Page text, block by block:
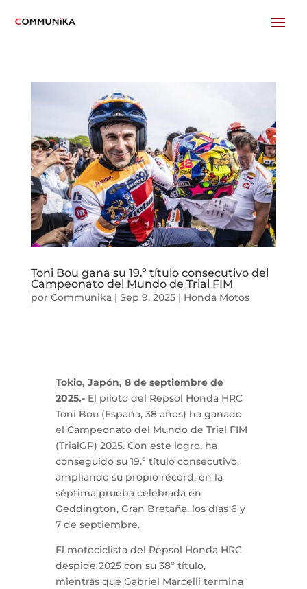
Toni Bou gana su 19.º título consecutivo del
Campeonato del Mundo de Trial FIM
por Communika| Sep 9, 2025| Honda Motos
Tokio, Japón, 8 de septiembre de
2025.-El piloto del Repsol Honda HRC
Toni Bou (España, 38 años) ha ganado
el Campeonato del Mundo de Trial FIM
(TrialGP) 2025. Con este logro, ha
conseguido su 19.º título consecutivo,
ampliando su propio récord, en la
séptima prueba celebrada en
Geddington, Gran Bretaña, los días 6 y
7 de septiembre.
El motociclista del Repsol Honda HRC
despide 2025 con su 38º título,
mientras que Gabriel Marcelli termina